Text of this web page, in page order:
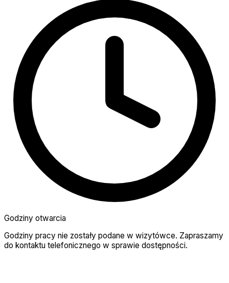
Godziny otwarcia
Godziny pracy nie zostały podane w wizytówce. Zapraszamy
do kontaktu telefonicznego w sprawie dostępności.